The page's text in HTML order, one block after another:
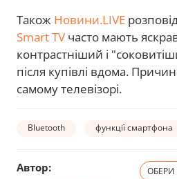
Також Новини.LIVE
Smart TV часто мають
контрастніший і
після купівлі вдома.
самому телевізорі.
Bluetooth функції смартфона
Автор: ОБЕРИ